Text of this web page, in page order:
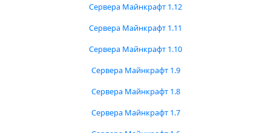
Сервера Майнкрафт 1.12
Сервера Майнкрафт 1.11
Сервера Майнкрафт 1.10
Сервера Майнкрафт 1.9
Сервера Майнкрафт 1.8
Сервера Майнкрафт 1.7